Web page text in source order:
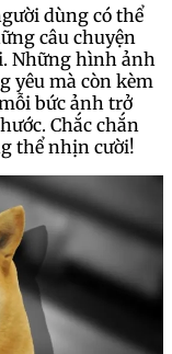
dùng có thể
câu chuyện
Những hình ảnh
yêu mà còn kèm
bức ảnh trở
Chắc chắn
thể nhịn cười!